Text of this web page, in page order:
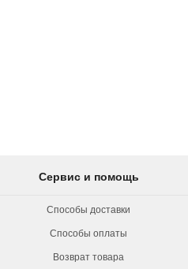
Сервис и помощь
Способы доставки
Способы оплаты
Возврат товара